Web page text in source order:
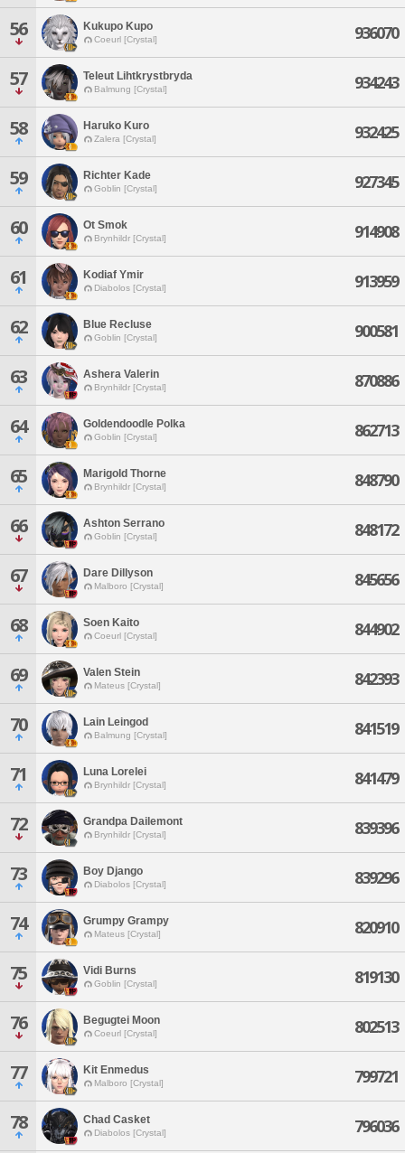
56 Kukupo Kupo
Coeurl [Crystal] 936070
57 Teleut Lihtkrystbryda
Balmung [Crystal] 934243
58 Haruko Kuro
Zalera [Crystal] 932425
59 Richter Kade
Goblin [Crystal] 927345
60 Ot Smok
Brynhildr [Crystal] 914908
61 Kodiaf Ymir
Diabolos [Crystal] 913959
62 Blue Recluse
Goblin [Crystal] 900581
63 Ashera Valerin
Brynhildr [Crystal] 870886
64 Goldendoodle Polka
Goblin [Crystal] 862713
65 Marigold Thorne
Brynhildr [Crystal] 848790
66 Ashton Serrano
Goblin [Crystal] 848172
67 Dare Dillyson
Malboro [Crystal] 845656
68 Soen Kaito
Coeurl [Crystal] 844902
69 Valen Stein
Mateus [Crystal] 842393
70 Lain Leingod
Balmung [Crystal] 841519
71 Luna Lorelei
Brynhildr [Crystal] 841479
72 Grandpa Dailemont
Brynhildr [Crystal] 839396
73 Boy Django
Diabolos [Crystal] 839296
74 Grumpy Grampy
Mateus [Crystal] 820910
75 Vidi Burns
Goblin [Crystal] 819130
76 Begugtei Moon
Coeurl [Crystal] 802513
77 Kit Enmedus
Malboro [Crystal] 799721
78 Chad Casket
Diabolos [Crystal] 796036